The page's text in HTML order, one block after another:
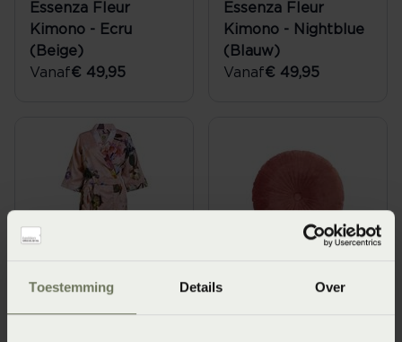
Toestemming Details Over
Essenza Fleur
Kimono - Ecru
(Beige)
Vanaf€ 49,95
Essenza Fleur
Kimono - Nightblue
(Blauw)
Vanaf€ 49,95
Essenza Fleur
Essenza Naina